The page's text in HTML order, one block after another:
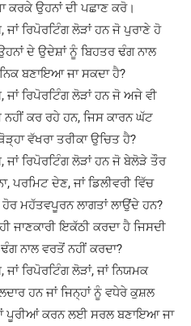
ਕਰਕੇ ਉਹਨਾਂ ਦੀ ਪਛਾਣ ਕਰੋ।
ਜਾਂ ਰਿਪੋਰਟਿੰਗ ਲੋੜਾਂ ਹਨ ਜੋ ਪੁਰਾਣੇ ਹੋ
ਦੇ ਉਦੇਸ਼ਾਂ ਨੂੰ ਬਿਹਤਰ ਢੰਗ ਨਾਲ
ਬਣਾਇਆ ਜਾ ਸਕਦਾ ਹੈ?
ਜਾਂ ਰਿਪੋਰਟਿੰਗ ਲੋੜਾਂ ਹਨ ਜੋ ਅਜੇ ਵੀ
ਕਰ ਰਹੇ ਹਨ, ਜਿਸ ਕਾਰਨ ਘੱਟ
ਵੱਖਰਾ ਤਰੀਕਾ ਉਚਿਤ ਹੈ?
ਜਾਂ ਰਿਪੋਰਟਿੰਗ ਲੋੜਾਂ ਹਨ ਜੋ ਬੇਲੋੜੇ ਤੌਰ
ਪਰਮਿਟ ਦੇਣ, ਜਾਂ ਡਿਲੀਵਰੀ ਵਿੱਚ
ਮਹੱਤਵਪੂਰਨ ਲਾਗਤਾਂ ਲਾਉਂਦੇ ਹਨ?
ਜਾਣਕਾਰੀ ਇਕੱਠੀ ਕਰਦਾ ਹੈ ਜਿਸਦੀ
ਨਾਲ ਵਰਤੋਂ ਨਹੀਂ ਕਰਦਾ?
ਜਾਂ ਰਿਪੋਰਟਿੰਗ ਲੋੜਾਂ, ਜਾਂ ਨਿਯਮਕ
ਹਨ ਜਾਂ ਜਿਨ੍ਹਾਂ ਨੂੰ ਵਧੇਰੇ ਕੁਸ਼ਲ
ਪੂਰੀਆਂ ਕਰਨ ਲਈ ਸਰਲ ਬਣਾਇਆ ਜਾ